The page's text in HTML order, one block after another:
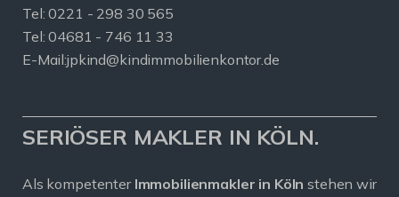
Tel: 0221 - 298 30 565
Tel: 04681 - 746 11 33
E-Mail:jpkind@kindimmobilienkontor.de
SERIÖSER MAKLER IN KÖLN.
Als kompetenter Immobilienmakler in Köln stehen wir